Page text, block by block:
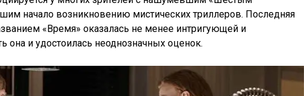
начало возникновению мистических триллеров. Последняя
«Время» оказалась не менее интригующей и
она и удостоилась неоднозначных оценок.